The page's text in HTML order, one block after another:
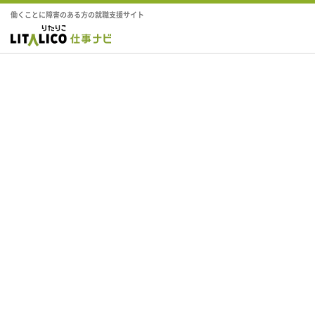
働くことに障害のある方の就職支援サイト